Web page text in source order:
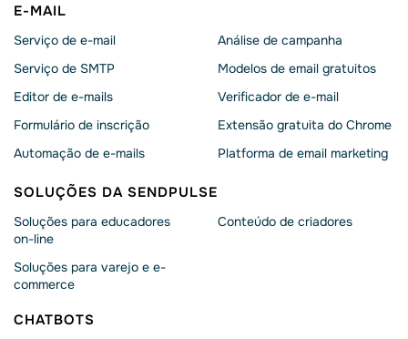
E-MAIL
Serviço de e-mail
Serviço de SMTP
Editor de e-mails
Formulário de inscrição
Automação de e-mails
Análise de campanha
Modelos de email gratuitos
Verificador de e-mail
Extensão gratuita do Chrome
Platforma de email marketing
SOLUÇÕES DA SENDPULSE
Soluções para educadores
on-line
Soluções para varejo e e-
commerce
Conteúdo de criadores
CHATBOTS